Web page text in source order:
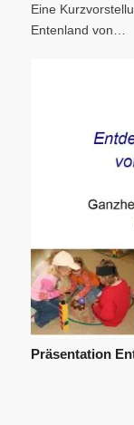
Eine
Entenland von…
Präsentation